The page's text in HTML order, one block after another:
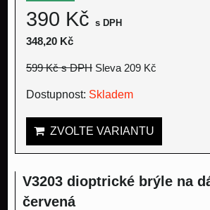
390 Kč s DPH
348,20 Kč
599 Kčs DPH Sleva 209 Kč
Dostupnost: Skladem
ZVOLTE VARIANTU
V3203 dioptrické brýle na
červená